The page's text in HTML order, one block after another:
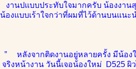
งานปแบบประทับใจมากครับ น้องงา
น้องแบบเร้าใจกว่าที่ผมที่ไว้ด้านบนแนะ
” หลังจากติดงานอยู่หลายครั้ง มีน้องใ
จริงหน้างาน วันนี้เจอน้องใหม่ D525 ผิ